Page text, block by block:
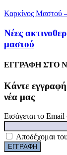
Καρκίνος Μαστού
Νέες
μαστού
ΕΓΓΡΑΦΗ ΣΤΟ
Kάντε
νέα μας
Εισάγεται το
Αποδέχομαι